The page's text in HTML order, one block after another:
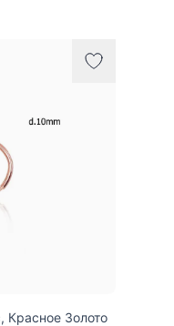
Красное Золото